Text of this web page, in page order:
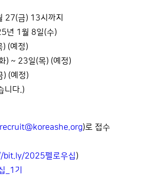
27(금) 13시까지
년 1월 8일(수)
(예정)
) ~ 23일(목) (예정)
) (예정)
니다.)
recruit@koreashe.org)로 접수
2025펠로우십)
_1기